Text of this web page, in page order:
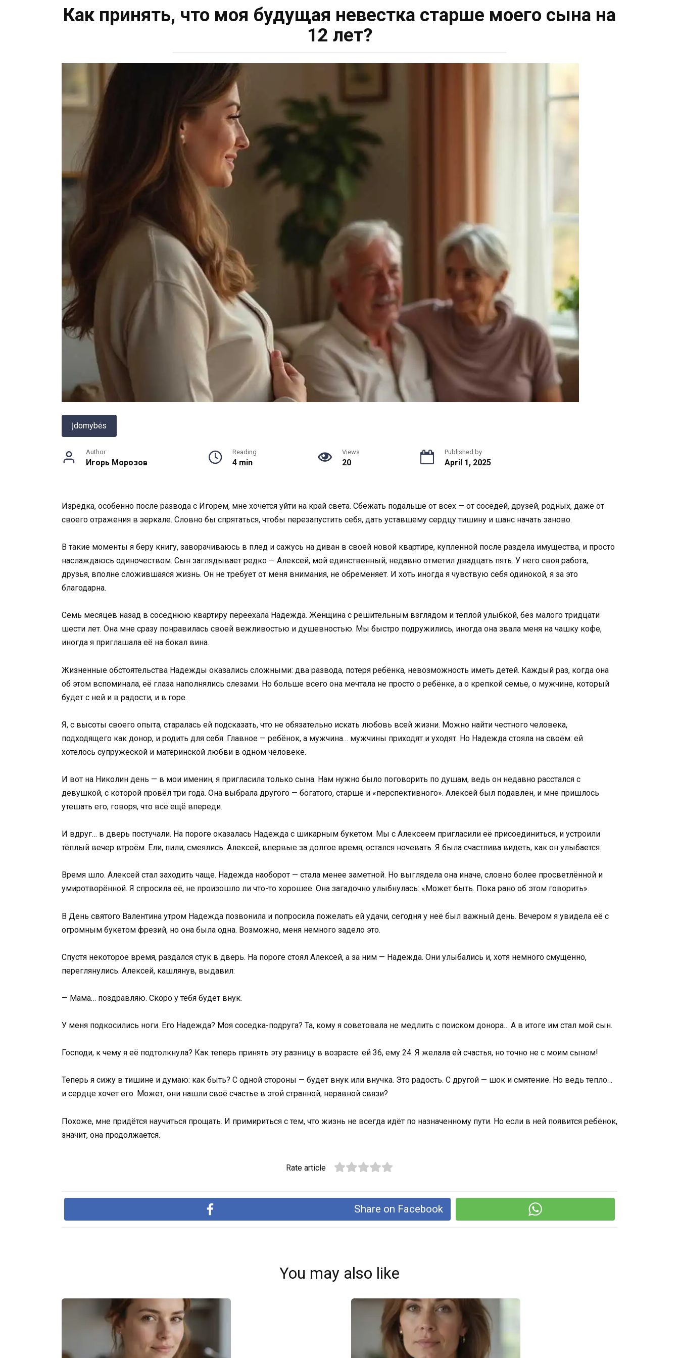
Как принять, что моя будущая невестка старше моего сына на
12 лет?
Įdomybės
Author
Игорь Морозов
Reading
4 min
Views
20
Published by
April 1, 2025
Изредка, особенно после развода с Игорем, мне хочется уйти на край света. Сбежать подальше от всех — от соседей, друзей, родных, даже от
своего отражения в зеркале. Словно бы спрятаться, чтобы перезапустить себя, дать уставшему сердцу тишину и шанс начать заново.
В такие моменты я беру книгу, заворачиваюсь в плед и сажусь на диван в своей новой квартире, купленной после раздела имущества, и просто
наслаждаюсь одиночеством. Сын заглядывает редко — Алексей, мой единственный, недавно отметил двадцать пять. У него своя работа,
друзья, вполне сложившаяся жизнь. Он не требует от меня внимания, не обременяет. И хоть иногда я чувствую себя одинокой, я за это
благодарна.
Семь месяцев назад в соседнюю квартиру переехала Надежда. Женщина с решительным взглядом и тёплой улыбкой, без малого тридцати
шести лет. Она мне сразу понравилась своей вежливостью и душевностью. Мы быстро подружились, иногда она звала меня на чашку кофе,
иногда я приглашала её на бокал вина.
Жизненные обстоятельства Надежды оказались сложными: два развода, потеря ребёнка, невозможность иметь детей. Каждый раз, когда она
об этом вспоминала, её глаза наполнялись слезами. Но больше всего она мечтала не просто о ребёнке, а о крепкой семье, о мужчине, который
будет с ней и в радости, и в горе.
Я, с высоты своего опыта, старалась ей подсказать, что не обязательно искать любовь всей жизни. Можно найти честного человека,
подходящего как донор, и родить для себя. Главное — ребёнок, а мужчина… мужчины приходят и уходят. Но Надежда стояла на своём: ей
хотелось супружеской и материнской любви в одном человеке.
И вот на Николин день — в мои именин, я пригласила только сына. Нам нужно было поговорить по душам, ведь он недавно расстался с
девушкой, с которой провёл три года. Она выбрала другого — богатого, старше и «перспективного». Алексей был подавлен, и мне пришлось
утешать его, говоря, что всё ещё впереди.
И вдруг… в дверь постучали. На пороге оказалась Надежда с шикарным букетом. Мы с Алексеем пригласили её присоединиться, и устроили
тёплый вечер втроём. Ели, пили, смеялись. Алексей, впервые за долгое время, остался ночевать. Я была счастлива видеть, как он улыбается.
Время шло. Алексей стал заходить чаще. Надежда наоборот — стала менее заметной. Но выглядела она иначе, словно более просветлённой и
умиротворённой. Я спросила её, не произошло ли что-то хорошее. Она загадочно улыбнулась: «Может быть. Пока рано об этом говорить».
В День святого Валентина утром Надежда позвонила и попросила пожелать ей удачи, сегодня у неё был важный день. Вечером я увидела её с
огромным букетом фрезий, но она была одна. Возможно, меня немного задело это.
Спустя некоторое время, раздался стук в дверь. На пороге стоял Алексей, а за ним — Надежда. Они улыбались и, хотя немного смущённо,
переглянулись. Алексей, кашлянув, выдавил:
— Мама… поздравляю. Скоро у тебя будет внук.
У меня подкосились ноги. Его Надежда? Моя соседка-подруга? Та, кому я советовала не медлить с поиском донора… А в итоге им стал мой сын.
Господи, к чему я её подтолкнула? Как теперь принять эту разницу в возрасте: ей 36, ему 24. Я желала ей счастья, но точно не с моим сыном!
Теперь я сижу в тишине и думаю: как быть? С одной стороны — будет внук или внучка. Это радость. С другой — шок и смятение. Но ведь тепло…
и сердце хочет его. Может, они нашли своё счастье в этой странной, неравной связи?
Похоже, мне придётся научиться прощать. И примириться с тем, что жизнь не всегда идёт по назначенному пути. Но если в ней появится ребёнок,
значит, она продолжается.
Rate article
Share on Facebook
You may also like